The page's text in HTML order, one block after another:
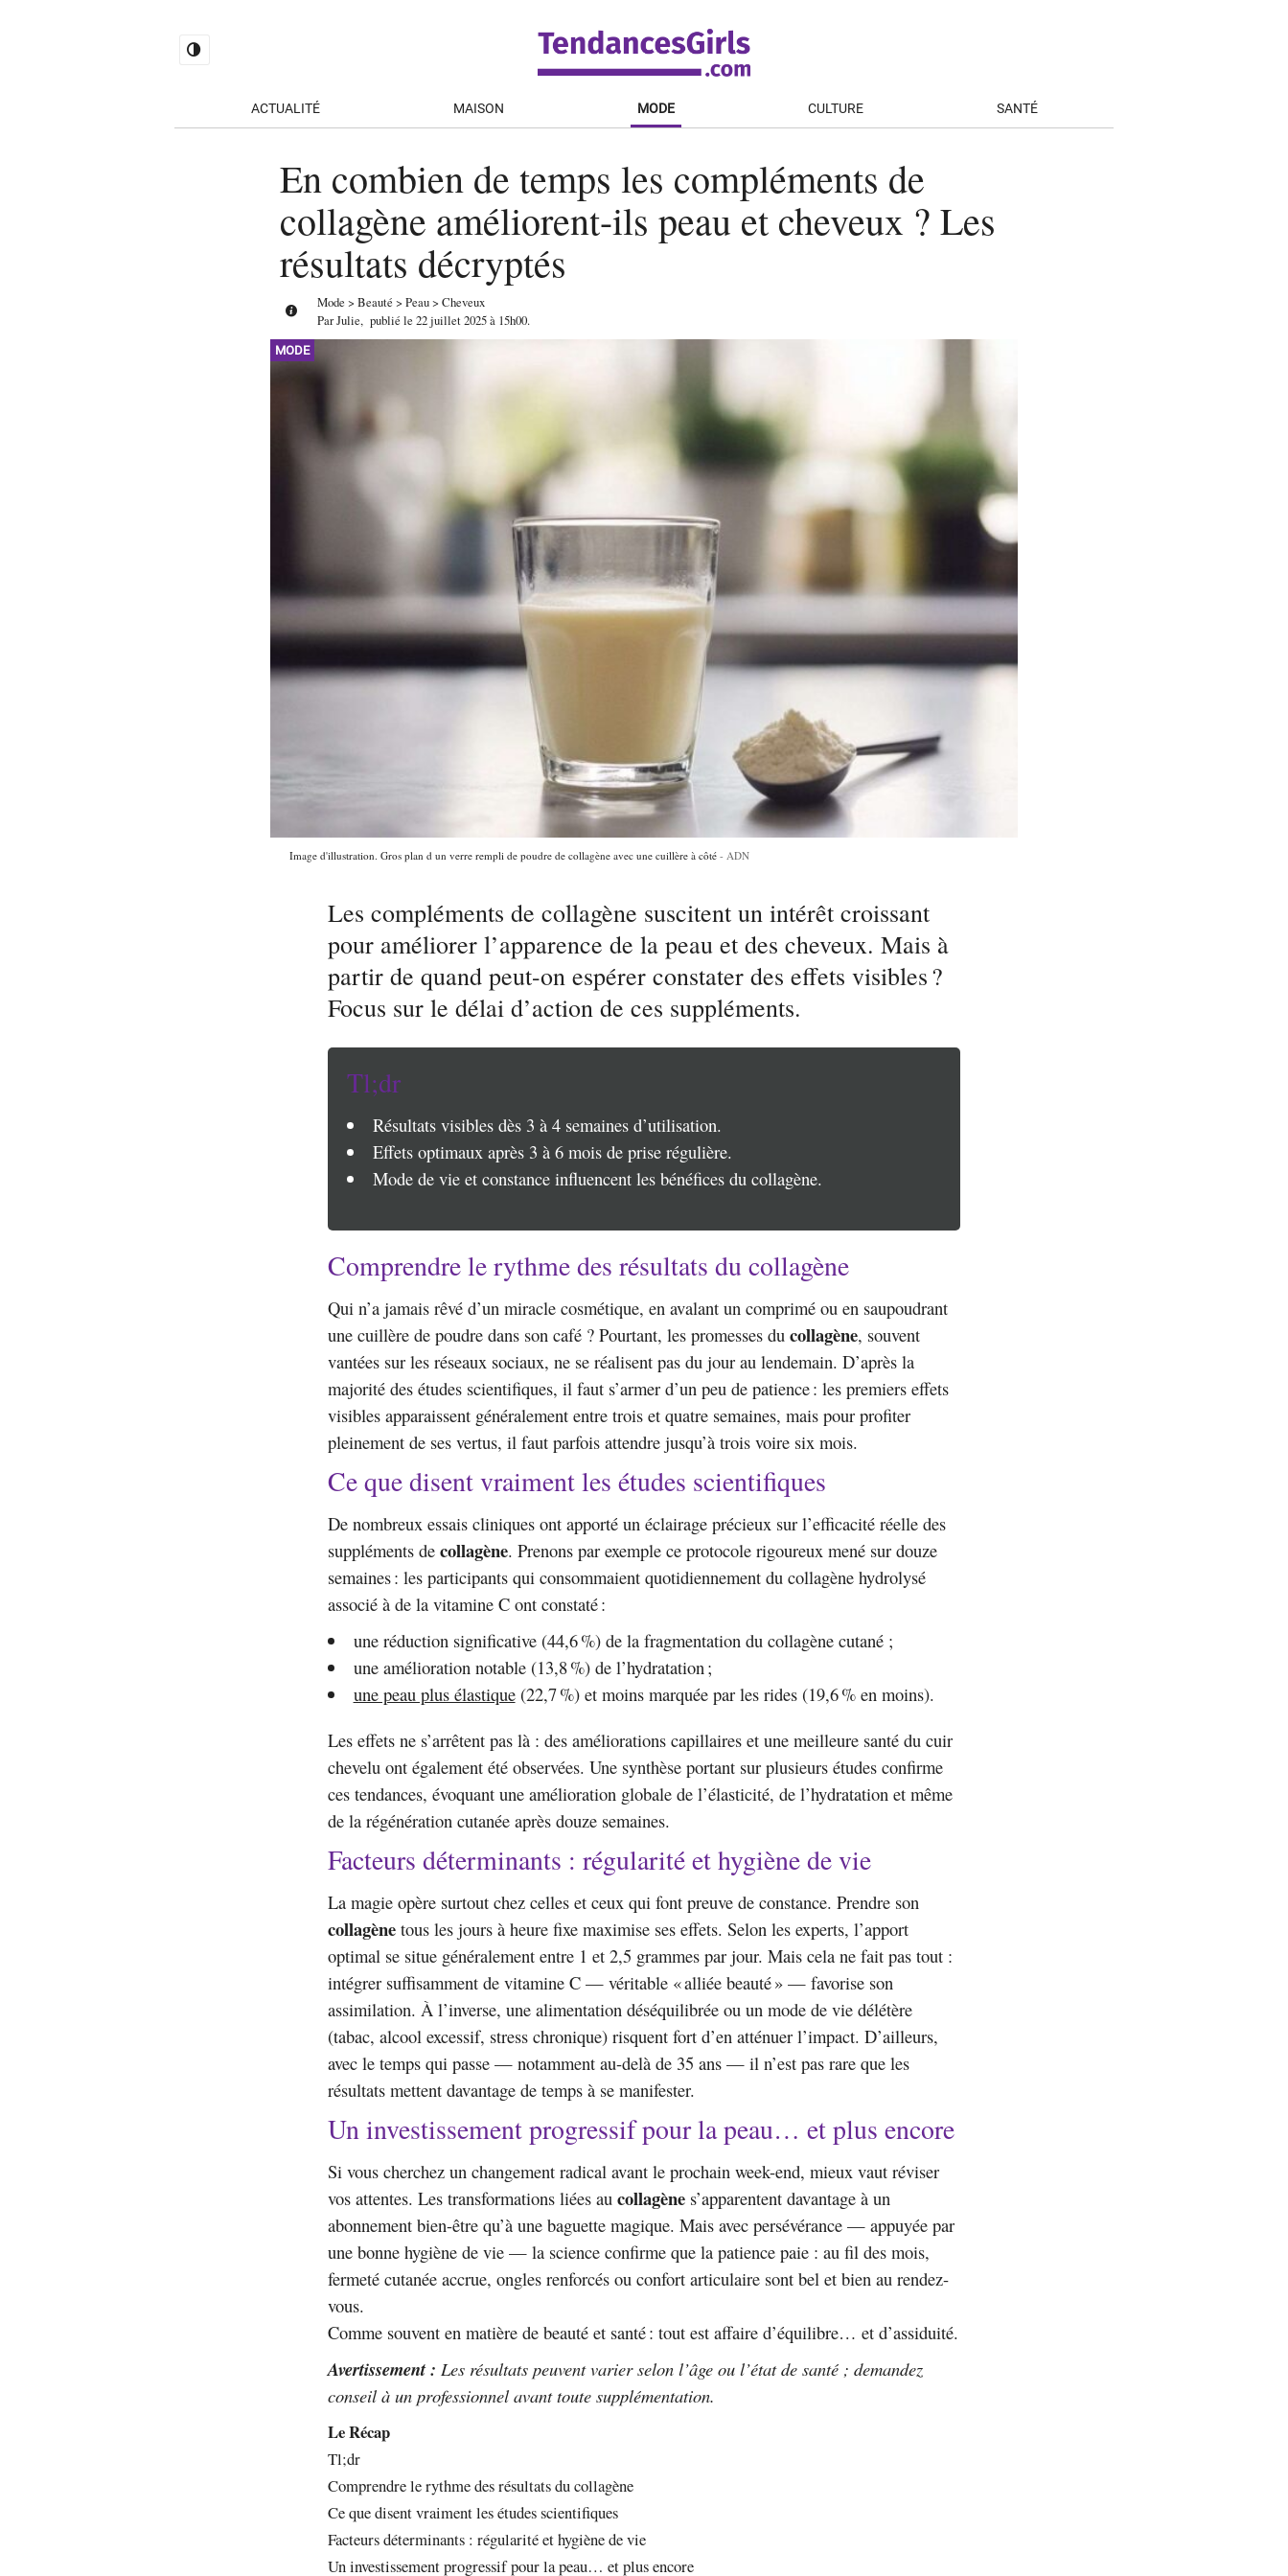
ACTUALITÉ MAISON MODE CULTURE SANTÉ
En combien de temps les compléments de
collagène améliorent-ils peau et cheveux ? Les
résultats décryptés
Mode > Beauté > Peau> Cheveux
ParJulie, publié le 22 juillet 2025à 15h00.
MODE
Image d'illustration. Gros plan d un verre rempli de poudre de collagène avec une cuillère à côté ADN
Les compléments de collagène suscitent un intérêt croissant
pour améliorer l’apparence de la peau et des cheveux. Mais à
partir de quand peut-on espérer constater des effets visibles ?
Focus sur le délai d’action de ces suppléments.
Tl;dr
Résultats visibles dès 3 à 4 semaines d’utilisation.
Effets optimaux après 3 à 6 mois de prise régulière.
Mode de vie et constance influencent les bénéfices du collagène.
Comprendre le rythme des résultats du collagène
Qui n’a jamais rêvé d’un miracle cosmétique, en avalant un comprimé ou en saupoudrant
une cuillère de poudre dans son café ? Pourtant, les promesses du collagène, souvent
vantées sur les réseaux sociaux, ne se réalisent pas du jour au lendemain. D’après la
majorité des études scientifiques, il faut s’armer d’un peu de patience : les premiers effets
visibles apparaissent généralement entre trois et quatre semaines, mais pour profiter
pleinement de ses vertus, il faut parfois attendre jusqu’à trois voire six mois.
Ce que disent vraiment les études scientifiques
De nombreux essais cliniques ont apporté un éclairage précieux sur l’efficacité réelle des
suppléments de collagène. Prenons par exemple ce protocole rigoureux mené sur douze
semaines : les participants qui consommaient quotidiennement du collagène hydrolysé
associé à de la vitamine C ont constaté :
une réduction significative (44,6 %) de la fragmentation du collagène cutané ;
une amélioration notable (13,8 %) de l’hydratation ;
une peau plus élastique(22,7 %) et moins marquée par les rides (19,6 % en moins).
Les effets ne s’arrêtent pas là : des améliorations capillaires et une meilleure santé du cuir
chevelu ont également été observées. Une synthèse portant sur plusieurs études confirme
ces tendances, évoquant une amélioration globale de l’élasticité, de l’hydratation et même
de la régénération cutanée après douze semaines.
Facteurs déterminants : régularité et hygiène de vie
La magie opère surtout chez celles et ceux qui font preuve de constance. Prendre son
collagène tous les jours à heure fixe maximise ses effets. Selon les experts, l’apport
optimal se situe généralement entre 1 et 2,5 grammes par jour. Mais cela ne fait pas tout :
intégrer suffisamment de vitamine C — véritable « alliée beauté » — favorise son
assimilation. À l’inverse, une alimentation déséquilibrée ou un mode de vie délétère
(tabac, alcool excessif, stress chronique) risquent fort d’en atténuer l’impact. D’ailleurs,
avec le temps qui passe — notamment au-delà de 35 ans — il n’est pas rare que les
résultats mettent davantage de temps à se manifester.
Un investissement progressif pour la peau… et plus encore
Si vous cherchez un changement radical avant le prochain week-end, mieux vaut réviser
vos attentes. Les transformations liées au collagène s’apparentent davantage à un
abonnement bien-être qu’à une baguette magique. Mais avec persévérance — appuyée par
une bonne hygiène de vie — la science confirme que la patience paie : au fil des mois,
fermeté cutanée accrue, ongles renforcés ou confort articulaire sont bel et bien au rendez-
vous.
Comme souvent en matière de beauté et santé : tout est affaire d’équilibre… et d’assiduité.
Avertissement : Les résultats peuvent varier selon l’âge ou l’état de santé ; demandez
conseil à un professionnel avant toute supplémentation.
Le Récap
Tl;dr
Comprendre le rythme des résultats du collagène
Ce que disent vraiment les études scientifiques
Facteurs déterminants : régularité et hygiène de vie
Un investissement progressif pour la peau… et plus encore